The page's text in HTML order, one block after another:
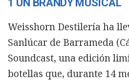
1 UN BRANDY MUSICAL
Weisshorn Destilería ha
Sanlúcar de Barrameda
Soundcast, una edición
botellas que, durante 14